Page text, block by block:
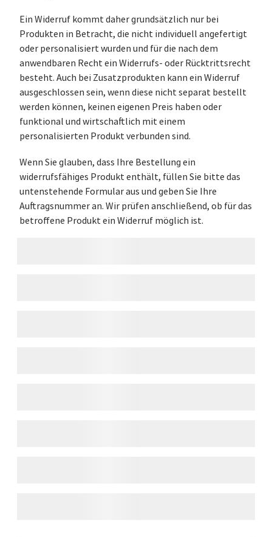
Ein Widerruf kommt daher grundsätzlich nur bei
Produkten in Betracht, die nicht individuell angefertigt
oder personalisiert wurden und für die nach dem
anwendbaren Recht ein Widerrufs- oder Rücktrittsrecht
besteht. Auch bei Zusatzprodukten kann ein Widerruf
ausgeschlossen sein, wenn diese nicht separat bestellt
werden können, keinen eigenen Preis haben oder
funktional und wirtschaftlich mit einem
personalisierten Produkt verbunden sind.
Wenn Sie glauben, dass Ihre Bestellung ein
widerrufsfähiges Produkt enthält, füllen Sie bitte das
untenstehende Formular aus und geben Sie Ihre
Auftragsnummer an. Wir prüfen anschließend, ob für das
betroffene Produkt ein Widerruf möglich ist.